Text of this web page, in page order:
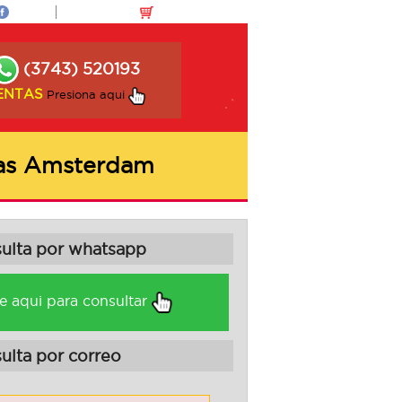
(3743) 520193
Presiona aqui
Amsterdam
por whatsapp
aqui para consultar
por correo